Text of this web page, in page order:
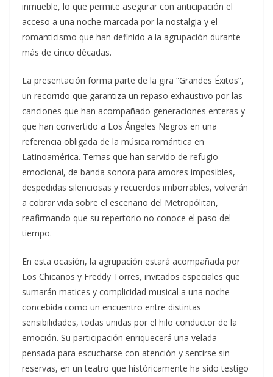
inmueble, lo que permite asegurar con anticipación el
acceso a una noche marcada por la nostalgia y el
romanticismo que han definido a la agrupación durante
más de cinco décadas.
La presentación forma parte de la gira “Grandes Éxitos”,
un recorrido que garantiza un repaso exhaustivo por las
canciones que han acompañado generaciones enteras y
que han convertido a Los Ángeles Negros en una
referencia obligada de la música romántica en
Latinoamérica. Temas que han servido de refugio
emocional, de banda sonora para amores imposibles,
despedidas silenciosas y recuerdos imborrables, volverán
a cobrar vida sobre el escenario del Metropólitan,
reafirmando que su repertorio no conoce el paso del
tiempo.
En esta ocasión, la agrupación estará acompañada por
Los Chicanos y Freddy Torres, invitados especiales que
sumarán matices y complicidad musical a una noche
concebida como un encuentro entre distintas
sensibilidades, todas unidas por el hilo conductor de la
emoción. Su participación enriquecerá una velada
pensada para escucharse con atención y sentirse sin
reservas, en un teatro que históricamente ha sido testigo